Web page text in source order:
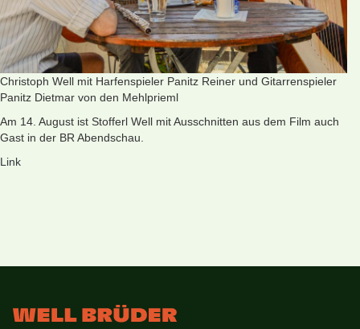
Christoph Well mit Harfenspieler Panitz Reiner und Gitarrenspieler
Panitz Dietmar von den Mehlprieml
Am 14. August ist Stofferl Well mit Ausschnitten aus dem Film auch
Gast in der BR Abendschau.
Link